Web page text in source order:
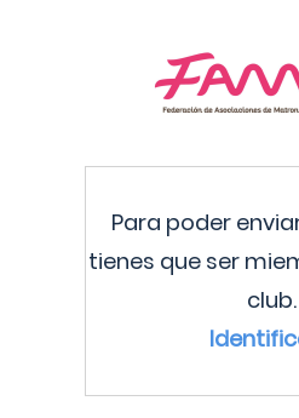
Para poder
tienes que ser
club.